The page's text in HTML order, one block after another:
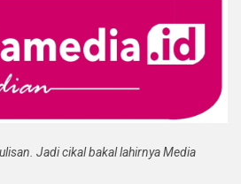
Jadi cikal bakal lahirnya Media